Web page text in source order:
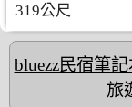
319公尺
bluezz民宿筆記
旅